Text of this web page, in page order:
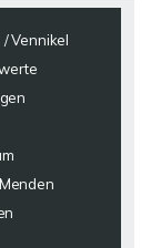
Vennikel
Menden